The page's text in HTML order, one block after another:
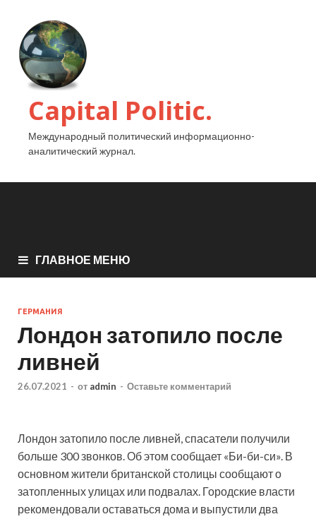
Capital Politic.
Международный политический информационно-
аналитический журнал.
ГЛАВНОЕ МЕНЮ
ГЕРМАНИЯ
Лондон затопило после
ливней
26.07.2021 - от admin - Оставьте комментарий
Лондон затопило после ливней, спасатели получили
больше 300 звонков. Об этом сообщает «Би-би-си». В
основном жители британской столицы сообщают о
затопленных улицах или подвалах. Городские власти
рекомендовали оставаться дома и выпустили два